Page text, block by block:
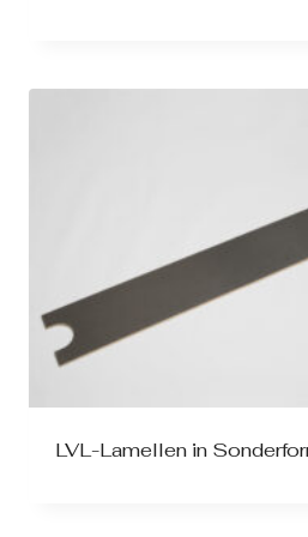
LVL-Lamellen in